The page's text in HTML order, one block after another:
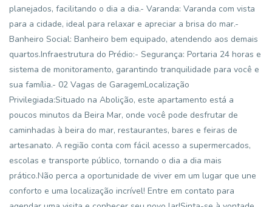
planejados, facilitando o dia a dia.- Varanda: Varanda com vista
para a cidade, ideal para relaxar e apreciar a brisa do mar.-
Banheiro Social: Banheiro bem equipado, atendendo aos demais
quartos.Infraestrutura do Prédio:- Segurança: Portaria 24 horas e
sistema de monitoramento, garantindo tranquilidade para você e
sua família.- 02 Vagas de GaragemLocalização
Privilegiada:Situado na Abolição, este apartamento está a
poucos minutos da Beira Mar, onde você pode desfrutar de
caminhadas à beira do mar, restaurantes, bares e feiras de
artesanato. A região conta com fácil acesso a supermercados,
escolas e transporte público, tornando o dia a dia mais
prático.Não perca a oportunidade de viver em um lugar que une
conforto e uma localização incrível! Entre em contato para